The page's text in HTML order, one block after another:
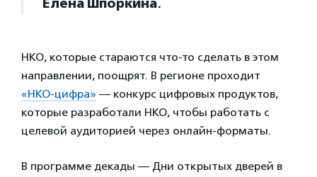
Елена Шпоркина.
НКО, которые стараются что-то сделать в этом
направлении, поощрят. В регионе проходит
«НКО-цифра» — конкурс цифровых продуктов,
которые разработали НКО, чтобы работать с
целевой аудиторией через онлайн-форматы.
В программе декады — Дни открытых дверей в